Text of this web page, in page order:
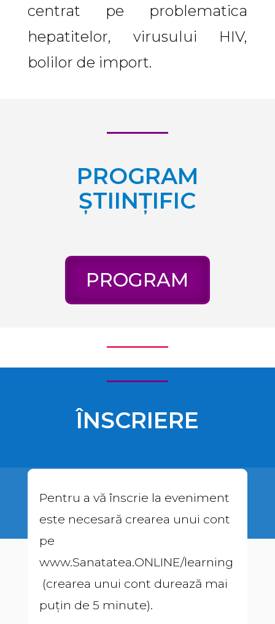
centrat pe problematica
hepatitelor, virusului HIV,
bolilor de import.
PROGRAM
ȘTIINȚIFIC
PROGRAM
ÎNSCRIERE
Pentru a vă înscrie la eveniment
este necesară crearea unui cont
pe
www.Sanatatea.ONLINE/learning
(crearea unui cont durează mai
puțin de 5 minute).